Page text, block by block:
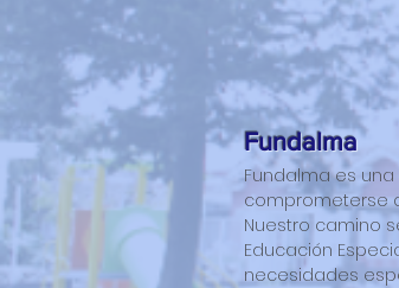
Fundalma
Fundalma es una
comprometerse
Nuestro camino
Educación
necesidades